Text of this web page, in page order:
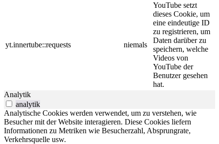
yt.innertube::requests niemals
YouTube setzt
dieses Cookie, um
eine eindeutige ID
zu registrieren, um
Daten darüber zu
speichern, welche
Videos von
YouTube der
Benutzer gesehen
hat.
Analytik
analytik
Analytische Cookies werden verwendet, um zu verstehen, wie
Besucher mit der Website interagieren. Diese Cookies liefern
Informationen zu Metriken wie Besucherzahl, Absprungrate,
Verkehrsquelle usw.